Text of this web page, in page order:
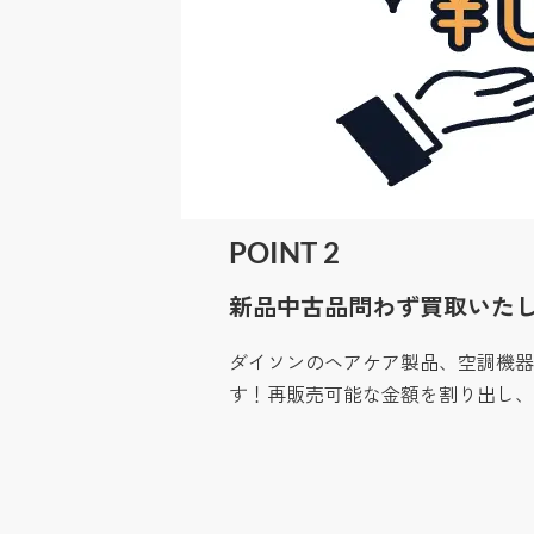
POINT 2
新品中古品問わず買取いた
ダイソンのヘアケア製品、空調機
す！再販売可能な金額を割り出し